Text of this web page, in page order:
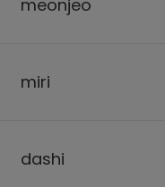
meonjeo
miri
dashi